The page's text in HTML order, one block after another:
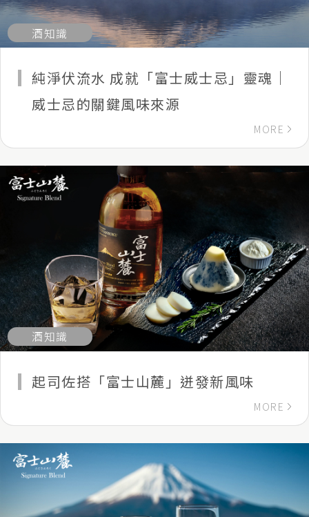
酒知識
純淨伏流水 成就「富士威士忌」靈魂｜
威士忌的關鍵風味來源
MORE
酒知識
起司佐搭「富士山麓」迸發新風味
MORE